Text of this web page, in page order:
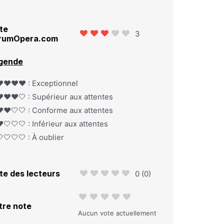
3
: Exceptionnel
: Supérieur aux attentes
: Conforme aux attentes
: Inférieur aux attentes
: À oublier
des lecteurs 0 (0)
note
Aucun vote actuellement